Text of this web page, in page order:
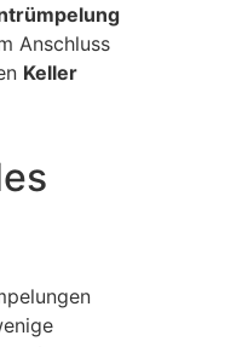
Anschluss
Keller